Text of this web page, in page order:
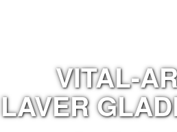
VITAL-
LAVER